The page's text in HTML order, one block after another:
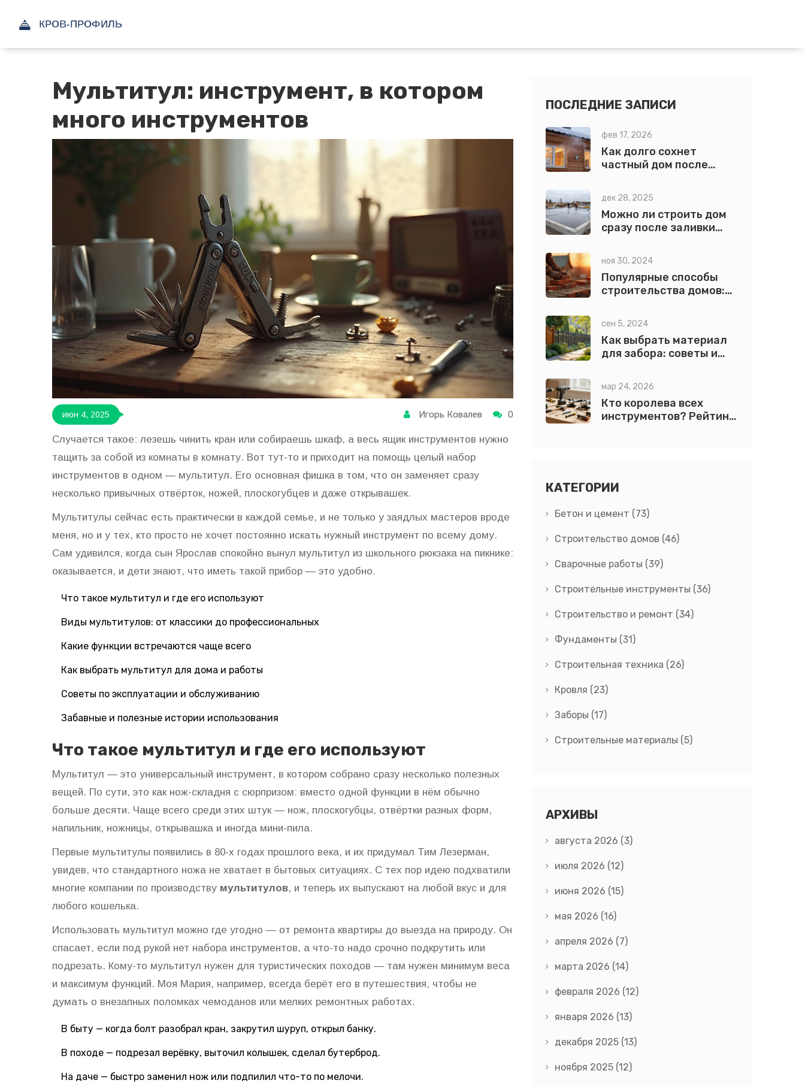
Мультитул: инструмент, в котором
много инструментов
июн 4, 2025 Игорь Ковалев 0
Случается такое: лезешь чинить кран или собираешь шкаф, а весь ящик инструментов нужно
тащить за собой из комнаты в комнату. Вот тут-то и приходит на помощь целый набор
инструментов в одном — мультитул. Его основная фишка в том, что он заменяет сразу
несколько привычных отвёрток, ножей, плоскогубцев и даже открывашек.
Мультитулы сейчас есть практически в каждой семье, и не только у заядлых мастеров вроде
меня, но и у тех, кто просто не хочет постоянно искать нужный инструмент по всему дому.
Сам удивился, когда сын Ярослав спокойно вынул мультитул из школьного рюкзака на пикнике:
оказывается, и дети знают, что иметь такой прибор — это удобно.
Что такое мультитул и где его используют
Виды мультитулов: от классики до профессиональных
Какие функции встречаются чаще всего
Как выбрать мультитул для дома и работы
Советы по эксплуатации и обслуживанию
Забавные и полезные истории использования
Что такое мультитул и где его используют
Мультитул — это универсальный инструмент, в котором собрано сразу несколько полезных
вещей. По сути, это как нож-складня с сюрпризом: вместо одной функции в нём обычно
больше десяти. Чаще всего среди этих штук — нож, плоскогубцы, отвёртки разных форм,
напильник, ножницы, открывашка и иногда мини-пила.
Первые мультитулы появились в 80-х годах прошлого века, и их придумал Тим Лезерман,
увидев, что стандартного ножа не хватает в бытовых ситуациях. С тех пор идею подхватили
многие компании по производству мультитулов, и теперь их выпускают на любой вкус и для
любого кошелька.
Использовать мультитул можно где угодно — от ремонта квартиры до выезда на природу. Он
спасает, если под рукой нет набора инструментов, а что-то надо срочно подкрутить или
подрезать. Кому-то мультитул нужен для туристических походов — там нужен минимум веса
и максимум функций. Моя Мария, например, всегда берёт его в путешествия, чтобы не
думать о внезапных поломках чемоданов или мелких ремонтных работах.
В быту — когда болт разобрал кран, закрутил шуруп, открыл банку.
В походе — подрезал верёвку, выточил колышек, сделал бутерброд.
На даче — быстро заменил нож или подпилил что-то по мелочи.
ПОСЛЕДНИЕ ЗАПИСИ
фев 17, 2026
Как долго сохнет
частный дом после
факторы, которые
влияют на усадку
дек 28, 2025
Можно ли строить дом
сразу после заливки
сроки и ошибки
ноя 30, 2024
Популярные способы
строительства домов:
материалы
сен 5, 2024
Как выбрать материал
для забора: советы и
мар 24, 2026
Кто королева всех
инструментов? Рейтинг
КАТЕГОРИИ
Бетон и цемент (73)
Строительство домов (46)
Сварочные работы (39)
Строительные инструменты (36)
Строительство и ремонт (34)
Фундаменты (31)
Строительная техника (26)
Кровля (23)
Заборы (17)
Строительные материалы (5)
АРХИВЫ
августа 2026 (3)
июля 2026 (12)
июня 2026 (15)
мая 2026 (16)
апреля 2026 (7)
марта 2026 (14)
февраля 2026 (12)
января 2026 (13)
декабря 2025 (13)
ноября 2025 (12)